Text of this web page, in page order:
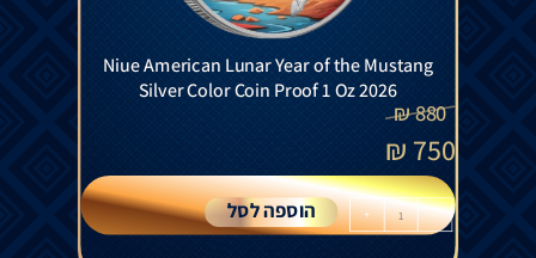
Niue American Lunar Year of the Mustang
Silver Color Coin Proof 1 Oz 2026
880
₪
750
₪
-
+ הוספה לסל